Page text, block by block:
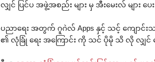
လျှင် ပြင်ပ အဖွဲ့အစည်း များ မှ အီးမေးလ် များ ပ
ပညာရေး အတွက် ဂူဂဲလ် Apps နှင့် သင့် ကျော
၏ လုံခြုံ ရေး အကြောင်း ကို သင် ပိုမို သိ လို လျှင် က